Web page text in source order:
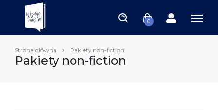
0
Strona główna Pakiety non-fiction
Pakiety non-fiction